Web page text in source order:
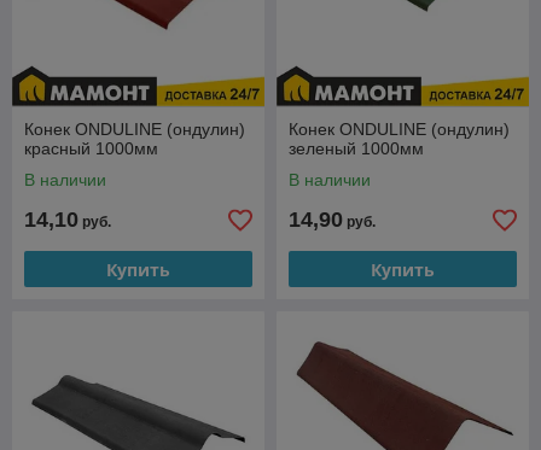
Конек ONDULINE (ондулин)
красный 1000мм
В наличии
14,10 руб.
Купить
Конек ONDULINE (ондулин)
зеленый 1000мм
В наличии
14,90 руб.
Купить